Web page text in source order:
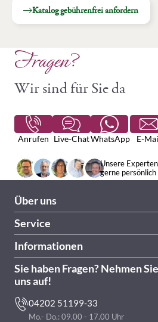
Katalog gebührenfrei anfordern
Fragen?
Wir sind für Sie da
Anrufen Live-ChatWhatsApp E-
Unsere
gerne persönlich
Sie haben Fragen? Nehmen
uns auf!
04202 51199-33
Mo.- Do.: 09.00 - 17.00 Uhr
Über uns
Service
Informationen